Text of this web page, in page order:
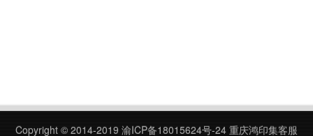
Copyright © 2014-2019 渝ICP备18015624号-24 重庆鸿印集客服